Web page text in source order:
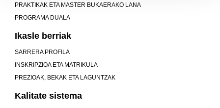
PRAKTIKAK ETA MASTER BUKAERAKO LANA
PROGRAMA DUALA
Ikasle berriak
SARRERA PROFILA
INSKRIPZIOA ETA MATRIKULA
PREZIOAK, BEKAK ETA LAGUNTZAK
Kalitate sistema